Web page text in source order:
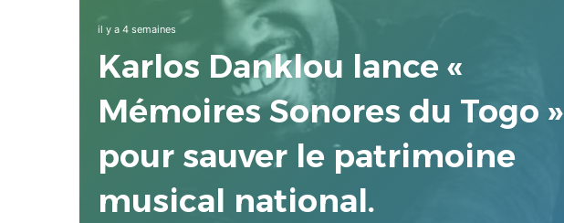
il y a 4 semaines
Karlos Danklou lance «
Mémoires Sonores du Togo »
pour sauver le patrimoine
musical national.